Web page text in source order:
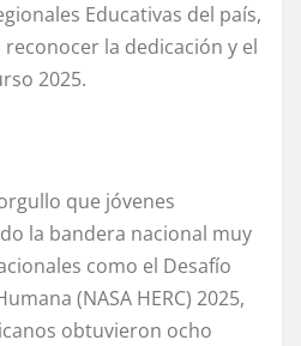
Educativas del país,
la dedicación y el
2025.
que jóvenes
la bandera nacional muy
como el Desafío
(NASA HERC) 2025,
obtuvieron ocho